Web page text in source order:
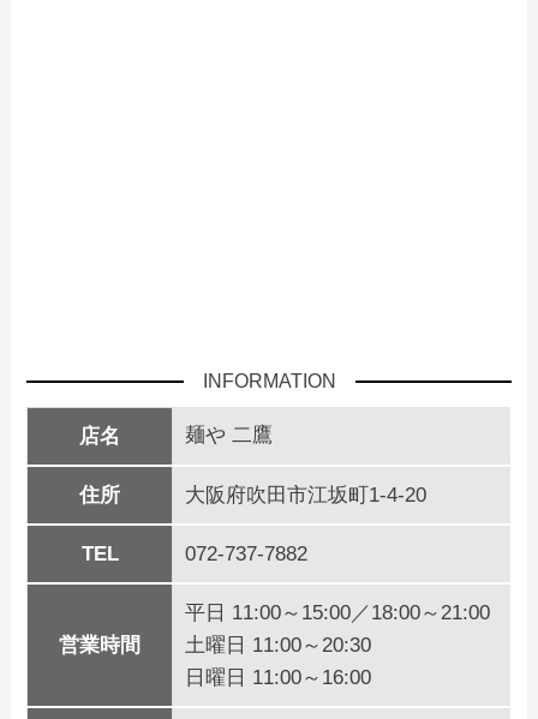
INFORMATION
店名 麺や 二鷹
住所 大阪府吹田市江坂町1-4-20
TEL 072-737-7882
営業時間
平日 11:00～15:00／18:00～21:00
土曜日 11:00～20:30
日曜日 11:00～16:00